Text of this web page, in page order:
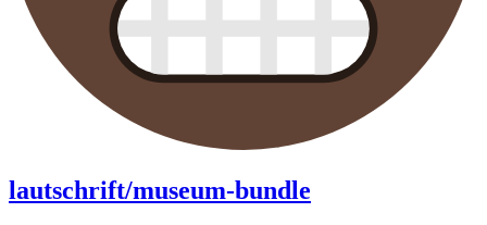
lautschrift/museum-bundle